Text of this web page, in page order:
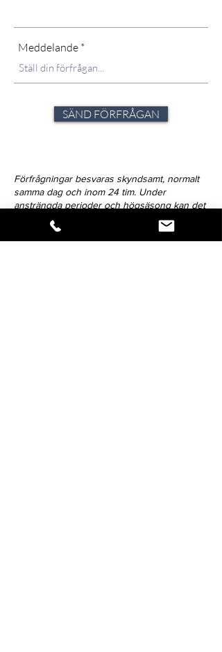
Meddelande
SÄND FÖRFRÅGAN
Förfrågningar besvaras skyndsamt, normalt
samma dag och inom 24 tim. Under
ansträngda perioder och högsäsong kan det
dock variera. Strävan är alltid att avlämna svar
inom 72-timmar.